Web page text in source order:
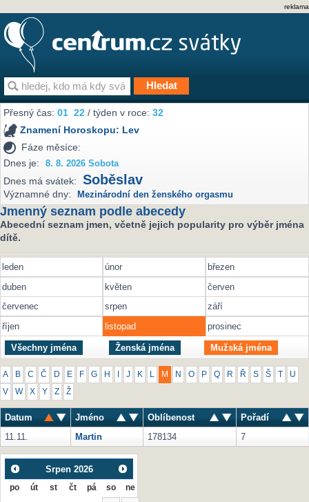
reklama
Přesný čas:01 22 / týden v roce:32
Znamení Horoskopu: Lev
Fáze měsíce:
Dnes je:
8. 8. 2026 Sobota
Dnes má svátek: Soběslav
Významné dny: Mezinárodní den ženského orgasmu
Jmenný seznam podle abecedy
Abecední seznam jmen, včetně jejich popularity pro výběr jména
dítě.
leden únor
březen
duben
květen
červen
červenec
srpen
září
říjen
listopad prosinec
Všechny jména Ženská jména Mužská jména
A B C Č D E F G H J K M N O P Q R Ř S Š U
V W X Y Z Ž
Datum Jméno Oblíbenost
Pořadí
11.11.
Martin 178134 7
Srpen 2026
po út st čt pá so ne